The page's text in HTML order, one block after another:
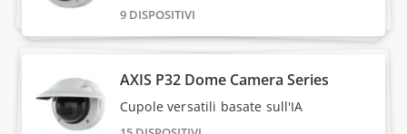
9 DISPOSITIVI
AXIS P32 Dome Camera Series
Cupole versatili basate sull'IA